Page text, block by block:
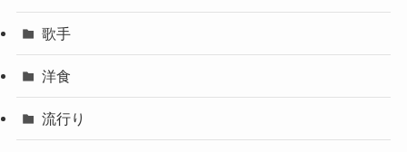
歌手
洋食
流行り